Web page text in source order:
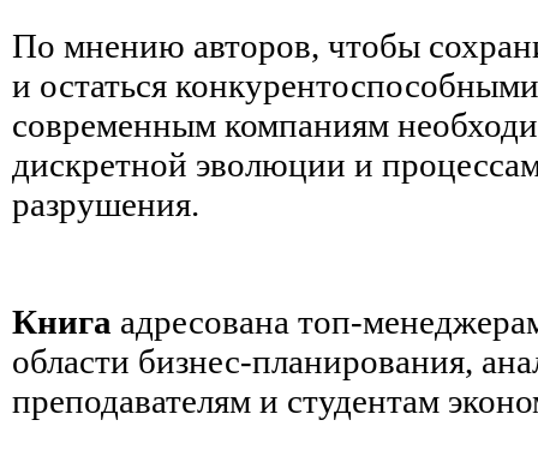
По мнению авторов, чтобы
и остаться
современным компаниям
дискретной эволюции и
разрушения.
Книга адресована топ-
области бизнес-планирования,
преподавателям и студентам